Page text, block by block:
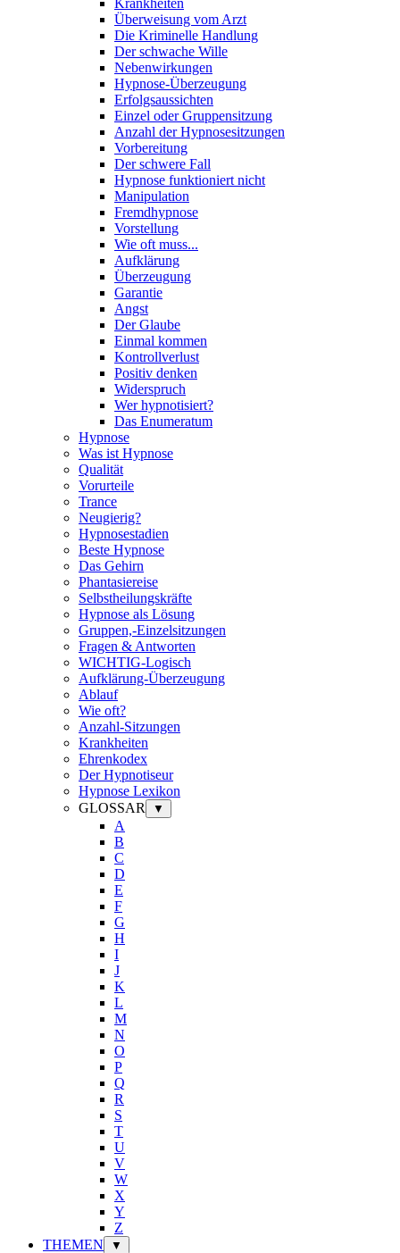
Überweisung vom Arzt
Die Kriminelle Handlung
Der schwache Wille
Nebenwirkungen
Hypnose-Überzeugung
Erfolgsaussichten
Einzel oder Gruppensitzung
Anzahl der Hypnosesitzungen
Vorbereitung
Der schwere Fall
Hypnose funktioniert nicht
Manipulation
Fremdhypnose
Vorstellung
Wie oft muss...
Aufklärung
Überzeugung
Garantie
Angst
Der Glaube
Einmal kommen
Kontrollverlust
Positiv denken
Widerspruch
Wer hypnotisiert?
Das Enumeratum
Hypnose
Was ist Hypnose
Qualität
Vorurteile
Trance
Neugierig?
Hypnosestadien
Beste Hypnose
Das Gehirn
Phantasiereise
Selbstheilungskräfte
Hypnose als Lösung
Gruppen,-Einzelsitzungen
Fragen & Antworten
WICHTIG-Logisch
Aufklärung-Überzeugung
Ablauf
Wie oft?
Anzahl-Sitzungen
Krankheiten
Ehrenkodex
Der Hypnotiseur
Hypnose Lexikon
GLOSSAR
▼
A
B
C
D
E
F
G
H
I
J
K
L
M
N
O
P
Q
R
S
T
U
V
W
X
Y
Z
THEMEN
▼